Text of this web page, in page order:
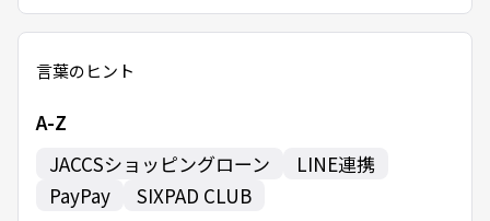
言葉のヒント
A-Z
JACCSショッピングローン
LINE連携
PayPay
SIXPAD CLUB